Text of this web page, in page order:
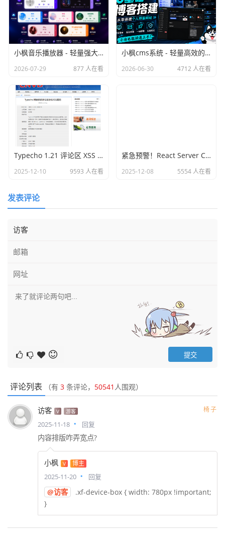
小枫音乐播放器 - 轻量强大的 HTML5 网页音乐播放器插件
2026-07-29 877 人在看
小枫cms系统 - 轻量高效的内容管理与后台运营系统
2026-06-30 4712 人在看
Typecho 1.21 评论区 XSS 漏洞发现与安全提醒
2025-12-10 9593 人在看
紧急预警！React Server Components 及 Next.js 高危远程代码执行漏洞（CVE-2025-55182/CVE-2025-66478）
2025-12-08 5554 人在看
发表评论
评论列表 （有 3 条评论， 50541 人围观）
访客 V 游客 椅子
2025-11-18 回复
内容排版咋弄宽点?
小枫 V 博主
2025-11-20 回复
@访客
.xf-device-box { width: 780px !important;
}